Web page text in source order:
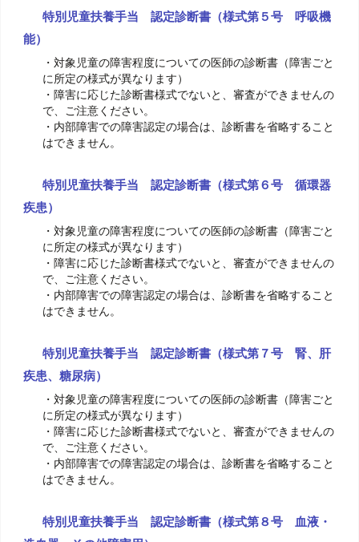
特別児童扶養手当 認定診断書（様式第５号 呼吸機
能）
・対象児童の障害程度についての医師の診断書（障害ごと
に所定の様式が異なります）
・障害に応じた診断書様式でないと、審査ができませんの
で、ご注意ください。
・内部障害での障害認定の場合は、診断書を省略すること
はできません。
特別児童扶養手当 認定診断書（様式第６号 循環器
疾患）
・対象児童の障害程度についての医師の診断書（障害ごと
に所定の様式が異なります）
・障害に応じた診断書様式でないと、審査ができませんの
で、ご注意ください。
・内部障害での障害認定の場合は、診断書を省略すること
はできません。
特別児童扶養手当 認定診断書（様式第７号 腎、肝
疾患、糖尿病）
・対象児童の障害程度についての医師の診断書（障害ごと
に所定の様式が異なります）
・障害に応じた診断書様式でないと、審査ができませんの
で、ご注意ください。
・内部障害での障害認定の場合は、診断書を省略すること
はできません。
特別児童扶養手当 認定診断書（様式第８号 血液・